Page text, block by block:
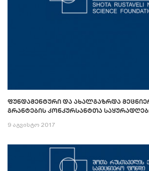
ᲤᲣᲜᲓᲐᲛᲔᲜᲢᲣᲠᲘ ᲓᲐ ᲐᲮᲐᲚᲒᲐᲖᲠᲓᲐ
ᲒᲠᲐᲜᲢᲔᲑᲘᲡ ᲙᲝᲜᲙᲣᲠᲡᲐᲜᲢᲗᲐ
9 აგვისტო 2017